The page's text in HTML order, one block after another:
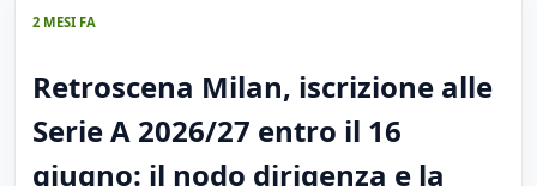
2 MESI FA
Retroscena Milan, iscrizione alle
Serie A 2026/27 entro il 16
giugno: il nodo dirigenza e la